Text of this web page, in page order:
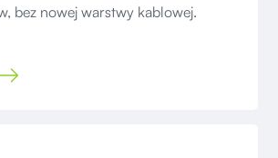
bez nowej warstwy kablowej.